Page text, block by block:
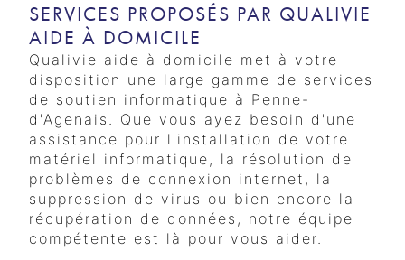
SERVICES PROPOSÉS PAR QUALIVIE
AIDE À DOMICILE
Qualivie aide à domicile met à votre
disposition une large gamme de services
de soutien informatique à Penne-
d'Agenais. Que vous ayez besoin d'une
assistance pour l'installation de votre
matériel informatique, la résolution de
problèmes de connexion internet, la
suppression de virus ou bien encore la
récupération de données, notre équipe
compétente est là pour vous aider.